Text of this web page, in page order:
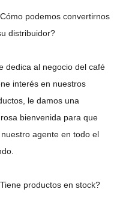
podemos convertirnos
distribuidor?
dedica al negocio del café
interés en nuestros
le damos una
bienvenida para que
agente en todo el
productos en stock?